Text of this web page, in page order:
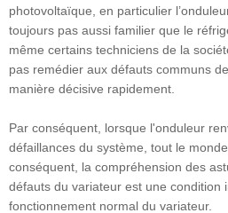
photovoltaïque, en particulier
toujours pas aussi familier que le
même certains techniciens de la
pas remédier aux défauts communs
manière décisive rapidement.
Par conséquent, lorsque l'onduleur
défaillances du système, tout le
conséquent, la compréhension des
défauts du variateur est une condition
fonctionnement normal du variateur.